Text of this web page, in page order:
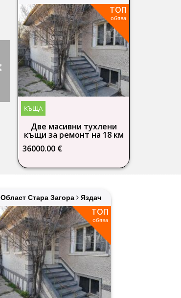
ТОП
обява
КЪЩА
Две масивни тухлени
къщи за ремонт на 18 км
от Стара Загора -
ИЗГОДНА ЦЕНА!
36000.00 €
Област Стара Загора Яздач
ТОП
обява